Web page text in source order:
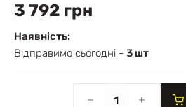
3 792 грн
Наявність:
Відправимо сьогодні - 3 шт